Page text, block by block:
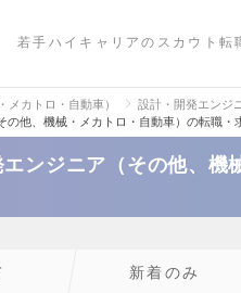
若手ハイキャリアのスカウト転
メカトロ・自動車）
設計・開発エンジ
の他、機械・メカトロ・自動車）の転職・
ンジニア（その他、機
新着のみ